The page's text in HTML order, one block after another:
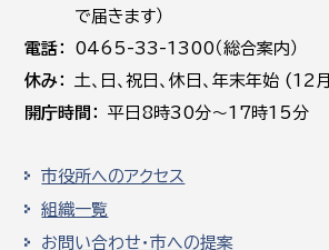
で届きます）
電話
0465-33-1300（総合案内）
休み
土､日､祝日、休日、年末年始
開庁時間
平日8時30分～17時15分
市役所へのアクセス
組織一覧
お問い合わせ・市への提案